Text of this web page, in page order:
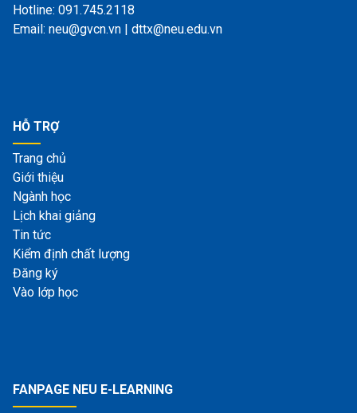
Hotline: 091.745.2118
Email: neu@gvcn.vn | dttx@neu.edu.vn
HỖ TRỢ
Trang chủ
Giới thiệu
Ngành học
Lịch khai giảng
Tin tức
Kiểm định chất lượng
Đăng ký
Vào lớp học
FANPAGE NEU E-LEARNING